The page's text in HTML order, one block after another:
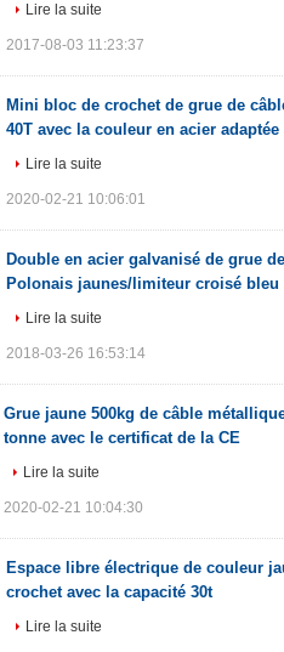
Lire la suite
2017-08-03 11:23:37
Mini bloc de crochet de grue de
40T avec la couleur en acier
Lire la suite
2020-02-21 10:06:01
Double en acier galvanisé de grue
Polonais jaunes/limiteur croisé bleu
Lire la suite
2018-03-26 16:53:14
Grue jaune 500kg de câble
tonne avec le certificat de la CE
Lire la suite
2020-02-21 10:04:30
Espace libre électrique de couleur
crochet avec la capacité 30t
Lire la suite